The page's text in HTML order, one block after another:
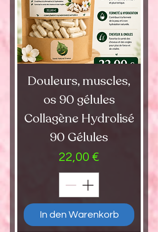
Douleurs, muscles,
os 90 gélules
Collagène Hydrolisé
90 Gélules
Preis
22,00 €
In den Warenkorb